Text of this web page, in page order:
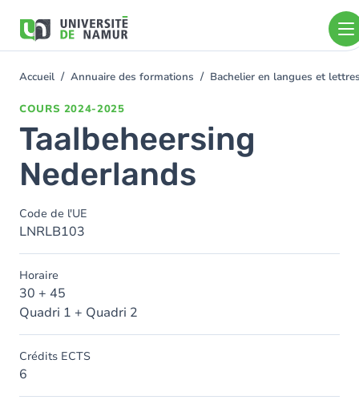
contenu
You
Accueil Annuaire des formations Bachelier en langues et
COURS 2024-2025
Taalbeheersing
Nederlands
Code de l'UE
LNRLB103
Horaire
30 + 45
Quadri 1 + Quadri 2
Crédits ECTS
6